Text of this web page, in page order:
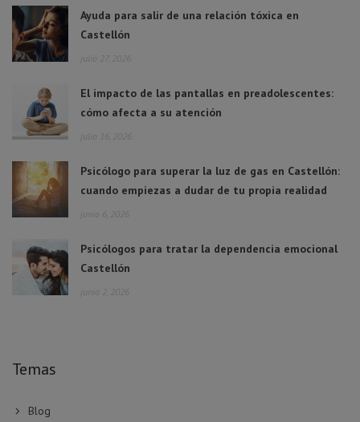
Ayuda para salir de una relación tóxica en
Castellón
julio 27, 2026
El impacto de las pantallas en preadolescentes:
cómo afecta a su atención
julio 16, 2026
Psicólogo para superar la luz de gas en Castellón:
cuando empiezas a dudar de tu propia realidad
junio 6, 2026
Psicólogos para tratar la dependencia emocional
Castellón
junio 2, 2026
Temas
Blog